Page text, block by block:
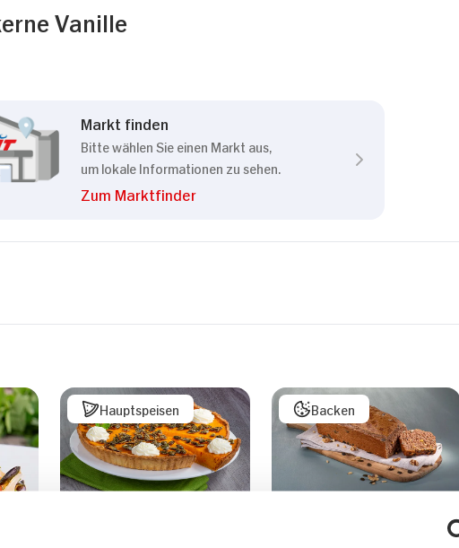
Vanille
Markt finden
Bitte wählen Sie einen Markt aus,
um lokale Informationen zu sehen.
Zum Marktfinder
Hauptspeisen Backen